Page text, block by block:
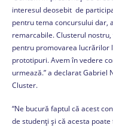
interesul deosebit de
pentru tema concursului dar,
remarcabile. Clusterul
pentru promovarea lucrărilor
prototipuri. Avem în vedere
urmează.” a declarat Gabriel
Cluster.
“Ne bucură faptul că acest
de studenţi şi că acesta